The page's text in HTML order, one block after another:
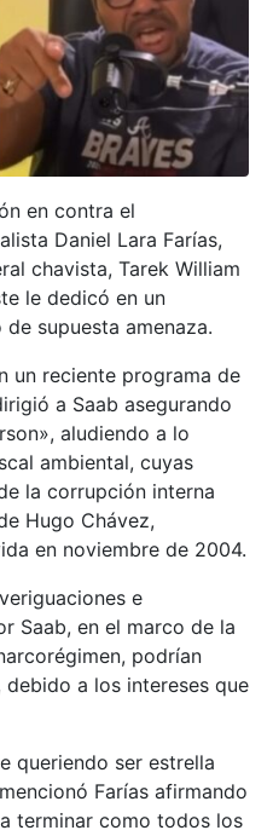
en contra el
Daniel Lara Farías,
chavista, Tarek William
le dedicó en un
supuesta amenaza.
un reciente programa de
a Saab asegurando
aludiendo a lo
ambiental, cuyas
la corrupción interna
Hugo Chávez,
en noviembre de 2004.
e
Saab, en el marco de la
podrían
a los intereses que
queriendo ser estrella
Farías afirmando
terminar como todos los